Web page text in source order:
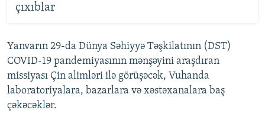
çıxıblar
Yanvarın 29-da Dünya Səhiyyə Təşkilatının (DST)
COVID-19 pandemiyasının mənşəyini araşdıran
missiyası Çin alimləri ilə görüşəcək, Vuhanda
laboratoriyalara, bazarlara və xəstəxanalara baş
çəkəcəklər.